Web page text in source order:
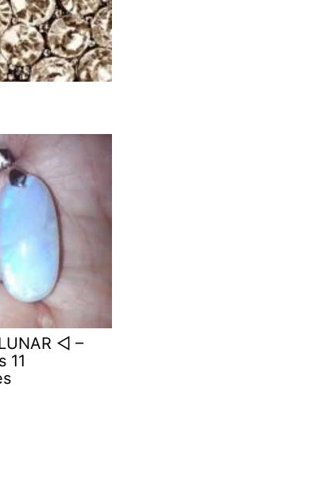
◁ –
11